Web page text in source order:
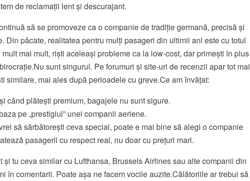
de reclamații lent și descurajant.
să se promoveze ca o companie de tradiție germană, precisă și
Din păcate, realitatea pentru mulți pasageri din ultimii ani este cu totul
mai mult, riști aceleași probleme ca la low-cost, dar primești în plus
sunt singurul. Pe forumuri și site-uri de recenzii apar tot mai
similare, mai ales după perioadele cu greve.Ce am învățat:
când plătești premium, bagajele nu sunt sigure.
pe „prestigiul” unei companii aeriene.
să sărbătorești ceva special, poate e mai bine să alegi o companie
pasagerii cu respect real, nu doar cu prețuri mari.
și tu ceva similar cu Lufthansa, Brussels Airlines sau alte companii din
în comentarii. Poate așa ne facem vocile auzite.Călătoriile ar trebui să